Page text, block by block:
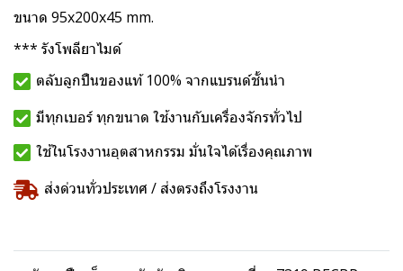
ขนาด 95x200x45 mm.
*** รังโพลียาไมด์
ตลับลูกปืนของแท้ 100% จากแบรนด์ชั้นนำ
มีทุกเบอร์ ทุกขนาด ใช้งานกับเครื่องจักรทั่วไป
ใช้ในโรงงานอุตสาหกรรม มั่นใจได้เรื่องคุณภาพ
ส่งด่วนทั่วประเทศ / ส่งตรงถึงโรงงาน